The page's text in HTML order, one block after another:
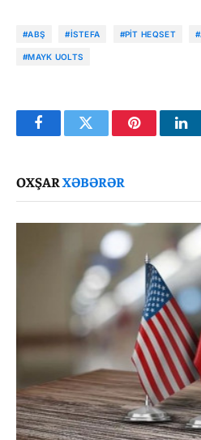
#ABŞ #ISTEFA #PIT HEQSET
#MAYK UOLTS
FacebookTwitter Pinterest
OXŞARXƏBƏRƏR